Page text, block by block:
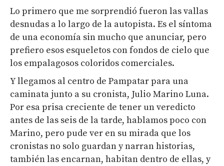
Lo primero que me sorprendió fueron las vallas
desnudas a lo largo de la autopista. Es el síntoma
de una economía sin mucho que anunciar, pero
prefiero esos esqueletos con fondos de cielo que
los empalagosos coloridos comerciales.
Y llegamos al centro de Pampatar para una
caminata junto a su cronista, Julio Marino Luna.
Por esa prisa creciente de tener un veredicto
antes de las seis de la tarde, hablamos poco con
Marino, pero pude ver en su mirada que los
cronistas no solo guardan y narran historias,
también las encarnan, habitan dentro de ellas, y